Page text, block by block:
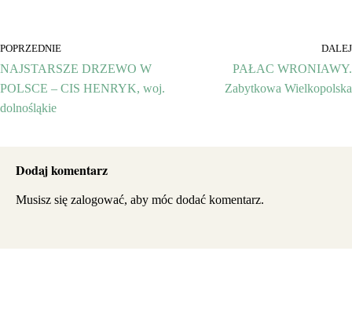
POPRZEDNIE
NAJSTARSZE DRZEWO W
POLSCE – CIS HENRYK, woj.
dolnośląkie
DALEJ
PAŁAC WRONIAWY.
Zabytkowa Wielkopolska
Dodaj komentarz
Musisz się zalogować, aby móc dodać komentarz.